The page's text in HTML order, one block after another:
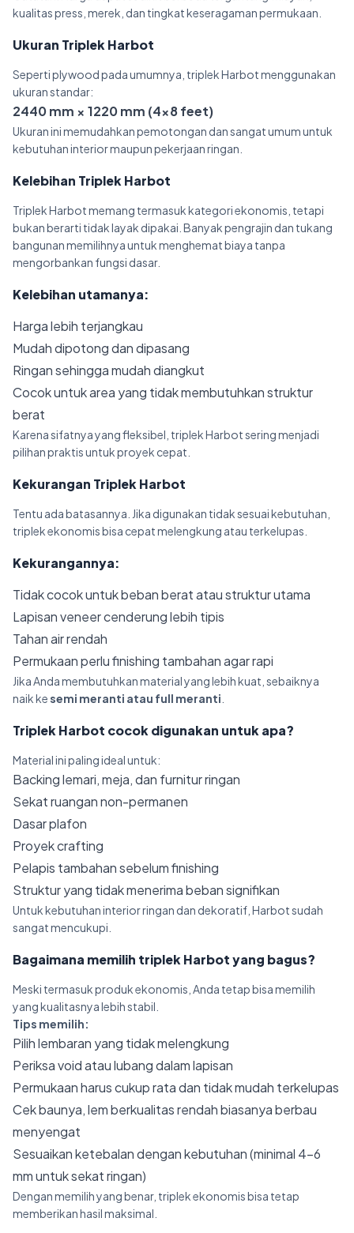
kualitas press, merek, dan tingkat keseragaman permukaan.
Ukuran Triplek Harbot
Seperti plywood pada umumnya, triplek Harbot menggunakan
ukuran standar:
2440 mm × 1220 mm (4×8 feet)
Ukuran ini memudahkan pemotongan dan sangat umum untuk
kebutuhan interior maupun pekerjaan ringan.
Kelebihan Triplek Harbot
Triplek Harbot memang termasuk kategori ekonomis, tetapi
bukan berarti tidak layak dipakai. Banyak pengrajin dan tukang
bangunan memilihnya untuk menghemat biaya tanpa
mengorbankan fungsi dasar.
Kelebihan utamanya:
Harga lebih terjangkau
Mudah dipotong dan dipasang
Ringan sehingga mudah diangkut
Cocok untuk area yang tidak membutuhkan struktur
berat
Karena sifatnya yang fleksibel, triplek Harbot sering menjadi
pilihan praktis untuk proyek cepat.
Kekurangan Triplek Harbot
Tentu ada batasannya. Jika digunakan tidak sesuai kebutuhan,
triplek ekonomis bisa cepat melengkung atau terkelupas.
Kekurangannya:
Tidak cocok untuk beban berat atau struktur utama
Lapisan veneer cenderung lebih tipis
Tahan air rendah
Permukaan perlu finishing tambahan agar rapi
Jika Anda membutuhkan material yang lebih kuat, sebaiknya
naik ke semi meranti atau full meranti
Triplek Harbot cocok digunakan untuk apa?
Material ini paling ideal untuk:
Backing lemari, meja, dan furnitur ringan
Sekat ruangan non-permanen
Dasar plafon
Proyek crafting
Pelapis tambahan sebelum finishing
Struktur yang tidak menerima beban signifikan
Untuk kebutuhan interior ringan dan dekoratif, Harbot sudah
sangat mencukupi.
Bagaimana memilih triplek Harbot yang bagus?
Meski termasuk produk ekonomis, Anda tetap bisa memilih
yang kualitasnya lebih stabil.
Tips memilih:
Pilih lembaran yang tidak melengkung
Periksa void atau lubang dalam lapisan
Permukaan harus cukup rata dan tidak mudah terkelupas
Cek baunya, lem berkualitas rendah biasanya berbau
menyengat
Sesuaikan ketebalan dengan kebutuhan (minimal 4–6
mm untuk sekat ringan)
Dengan memilih yang benar, triplek ekonomis bisa tetap
memberikan hasil maksimal.